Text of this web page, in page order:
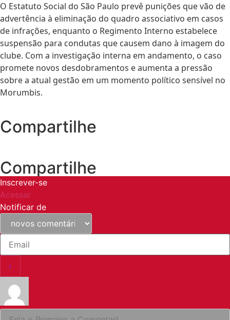
O Estatuto Social do São Paulo prevê punições que vão de
advertência à eliminação do quadro associativo em casos
de infrações, enquanto o Regimento Interno estabelece
suspensão para condutas que causem dano à imagem do
clube. Com a investigação interna em andamento, o caso
promete novos desdobramentos e aumenta a pressão
sobre a atual gestão em um momento político sensível no
Morumbis.
Compartilhe
Compartilhe
Inscrever-se
Acessar
Notificar de